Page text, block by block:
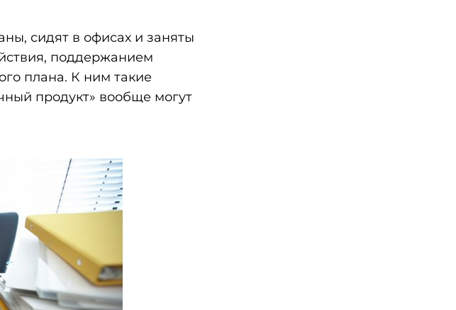
сидят в офисах и заняты
поддержанием
плана. К ним такие
продукт» вообще могут